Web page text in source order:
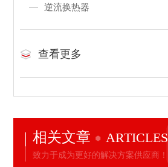
逆流换热器
查看更多
相关文章 ARTICLES
致力于成为更好的解决方案供应商！